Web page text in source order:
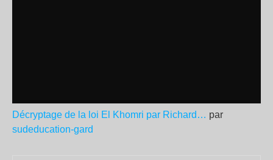
Décryptage de la loi El Khomri par Richard… par
sudeducation-gard